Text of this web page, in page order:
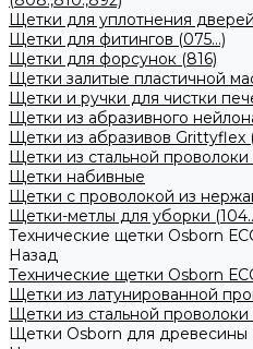
Щетки для уплотнения
Щетки для фитингов (075...)
Щетки для форсунок (816)
Щетки залитые пластичной
Щетки и ручки для чистки
Щетки из абразивного нейлона
Щетки из абразивов Grittyflex
Щетки из стальной
Щетки набивные
Щетки с проволокой из
Щетки-метлы для уборки
Технические щетки Osborn
Назад
Технические щетки Osborn
Щетки из латунированной
Щетки из стальной проволоки
Щетки Osborn для древесины